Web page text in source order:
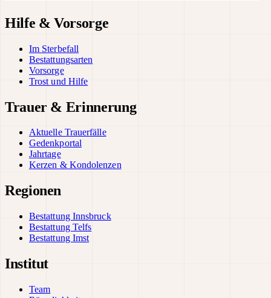
Hilfe & Vorsorge
Im Sterbefall
Bestattungsarten
Vorsorge
Trost und Hilfe
Trauer & Erinnerung
Aktuelle Trauerfälle
Gedenkportal
Jahrtage
Kerzen & Kondolenzen
Regionen
Bestattung Innsbruck
Bestattung Telfs
Bestattung Imst
Institut
Team